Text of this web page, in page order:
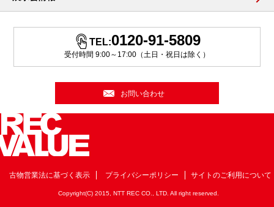
TEL:0120-91-5809
受付時間 9:00～17:00（土日・祝日は除く）
お問い合わせ
古物営業法に基づく表示 プライバシーポリシー サイトのご利用について
Copyright(C) 2015, NTT REC CO., LTD. All right reserved.